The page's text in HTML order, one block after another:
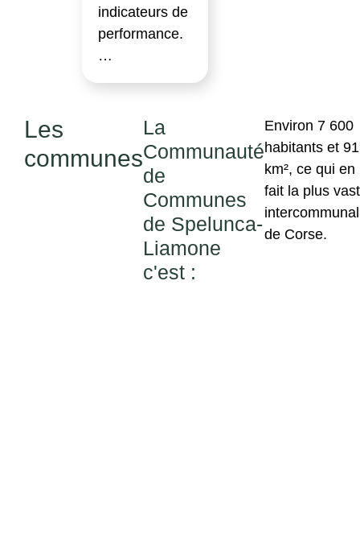
indicateurs de
performance.
…
Les
communes
La
Communauté
de
Communes
de Spelunca-
Liamone
c'est :
Environ 7 600
habitants et
km², ce qui en
fait la plus
de Corse.